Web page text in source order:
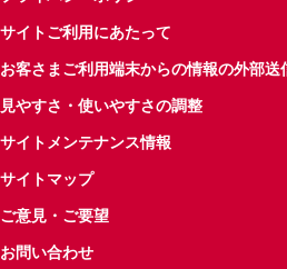
サイトご利用にあたって
お客さまご利用端末からの情報の外部送
見やすさ・使いやすさの調整
サイトメンテナンス情報
サイトマップ
ご意見・ご要望
お問い合わせ